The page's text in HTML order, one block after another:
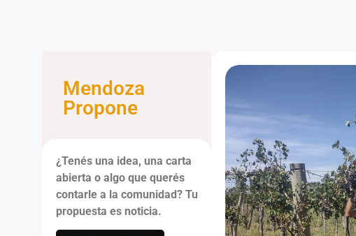
Mendoza
Propone
¿Tenés una idea, una carta
abierta o algo que querés
contarle a la comunidad? Tu
propuesta es noticia.